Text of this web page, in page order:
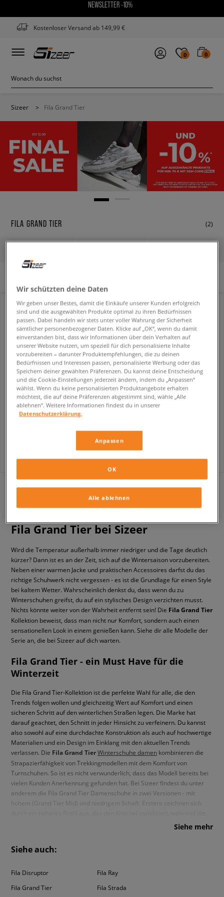
NEWSLETTER -10%
Kostenloser Versand ab 149,99 €
0 0
Sizeer > Fila Grand Tier
FILA GRAND TIER (2)
FILA GRAND TIER MID
damen
FILA GRAND TIER MID
34,99 €
59,99 €
53,99 €
Fila Grand Tier bei Sizeer
Wird die Temperatur außerhalb immer niedriger und die Tage deutlich
kürzer? Dann ist es an der Zeit, sich auf die Wintersaison vorzubereiten.
Neben einer warmen Jacke und praktischen Accessoires darfst du das
richtige Schuhwerk nicht vergessen - es ist die Grundlage für einen Style
bei kaltem Wetter. Wahrscheinlich denkst du, dass wenn du zu
Winterschuhen greifst, du auf ein stylisches Design verzichten musst.
Nichts könnte weiter von der Wahrheit entfernt sein! Die Fila Grand Tier
Kollektion beweist, dass man nicht nur Komfort, sondern auch einen
sensationellen Look in einem genießen kann. Siehe dir alle Modelle der
Serie an, die bei Sizeer auf dich warten.
Fila Grand Tier - ein Must Have für die
Winterzeit
Die Fila Grand Tier-Kollektion ist die perfekte Wahl für alle, die den
Trends folgen wollen und gleichzeitig Wert auf Komfort und einen
sicheren Schritt auf den winterlichen Straßen legen. Die Marke hat
darauf geachtet, den Schnitt in jeder Hinsicht zu verfeinern. Du kannst
also sowohl auf eine durchdachte Konstruktion als auch auf hochwertige
Materialien und ein Design im Einklang mit den aktuellen Trends
verlassen. Die Fila Grand TierWinterschuhe damen kombinieren die
Strapazierfähigkeit von Trekkingmodellen mit dem Komfort von
Turnschuhen. So ist es nicht verwunderlich, dass das Modell bereits bei
vielen Kunden Anerkennung gefunden hat. Bei Sizeer findest du unter
anderem die Fila Grand Tier Damenschuhe in zwei Versionen - mit
hohem (Grand Tier Mid) und niedrigem Schaft. Erstere zeichnen sich
letzteren diejenigen ansprechen, die Schuhe mit einem niedrigeren
Obermaterial besteht aus robusten synthetischen Materialien und
praktisches Schnürsystem sorgen für einen perfekten Sitz. Ein weiterer
Abschürfungen schützt. Der Fila Grand Tier Damenschuh steht auf einer
Siehe mehr
Siehe auch:
Fila Disruptor
Fila Grand Tier
Fila Ray
Fila Strada
Wir schützten deine Daten
Wir geben unser Bestes, damit die Einkäufe unserer Kunden erfolgreich
sind und die ausgewählten Produkte optimal zu ihren Bedürfnissen
passen. Dabei handeln wir stets unter voller Wahrung der Sicherheit
sämtlicher personenbezogener Daten. Klicke auf „OK“, wenn du damit
einverstanden bist, dass wir Informationen über dein Verhalten auf
unserer Website nutzen, um speziell für dich personalisierte Inhalte
vorzubereiten – darunter Produktempfehlungen, die zu deinen
Bedürfnissen und Interessen passen, personalisierte Werbung oder das
Speichern deiner gewählten Präferenzen. Du kannst deine Entscheidung
und die Cookie-Einstellungen jederzeit ändern, indem du „Anpassen“
wählst. Wenn du keine personalisierten Produktangebote erhalten
möchtest, die auf deine Präferenzen abgestimmt sind, wähle „Alle
ablehnen“. Weitere Informationen findest du in unserer
Datenschutzerklärung.
Anpassen
Alle ablehnen
OK